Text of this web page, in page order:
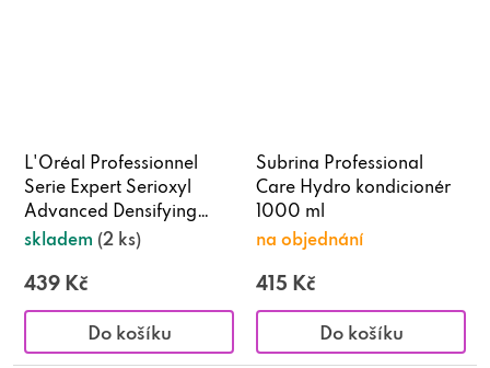
L'Oréal Professionnel
Serie Expert Serioxyl
Advanced Densifying
šampon 300 ml
skladem (2 ks)
439 Kč
Do košíku
Subrina Professional
Care Hydro kondicionér
1000 ml
na objednání
415 Kč
Do košíku